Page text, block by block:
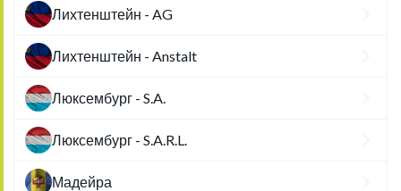
Лихтенштейн - AG
Лихтенштейн - Anstalt
Люксембург - S.A.
Люксембург - S.A.R.L.
Мадейра